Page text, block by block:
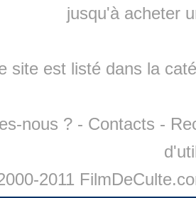
jusqu'à acheter
site est listé dans la
nous ? - Contacts -
2011